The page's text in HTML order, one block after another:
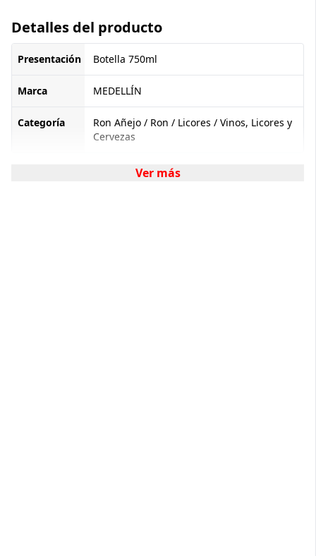
Detalles del producto
Presentación Botella 750ml
Marca MEDELLÍN
Categoría
Ron Añejo / Ron / Licores / Vinos, Licores y
Cervezas
Ver más